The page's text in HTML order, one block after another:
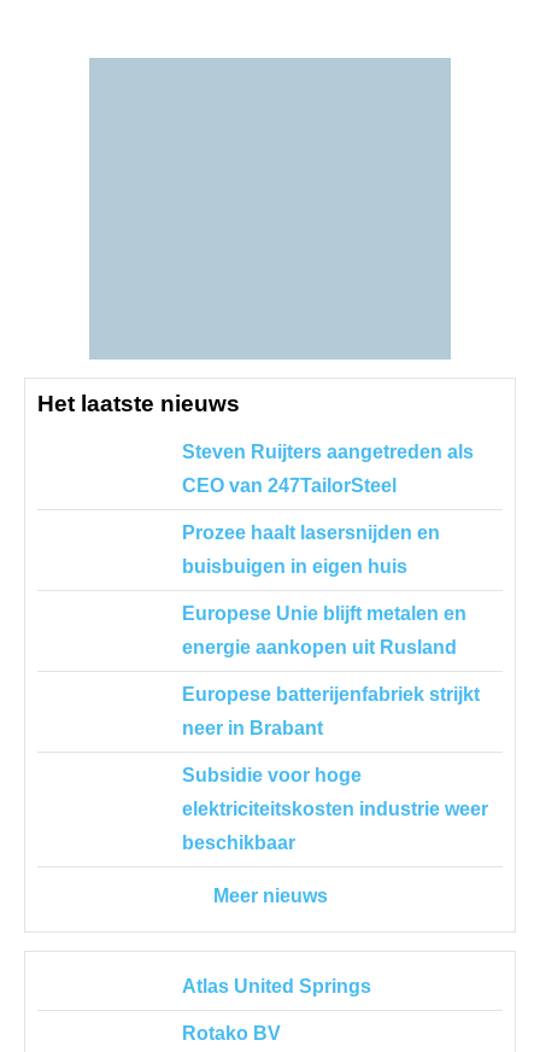
Het laatste nieuws
Steven Ruijters aangetreden als
CEO van 247TailorSteel
Prozee haalt lasersnijden en
buisbuigen in eigen huis
Europese Unie blijft metalen en
energie aankopen uit Rusland
Europese batterijenfabriek strijkt
neer in Brabant
Subsidie voor hoge
elektriciteitskosten industrie weer
beschikbaar
Meer nieuws
Atlas United Springs
Rotako BV